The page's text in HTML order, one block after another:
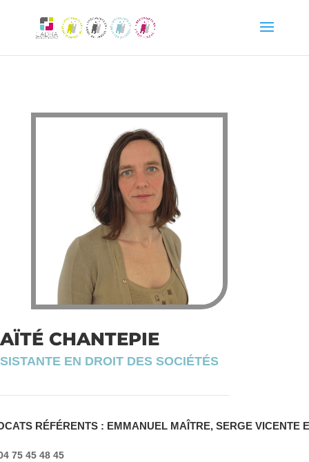
CHANTEPIE
EN DROIT DES SOCIÉTÉS
RÉFÉRENTS : EMMANUEL MAÎTRE, SERGE VICENTE
75 45 48 45